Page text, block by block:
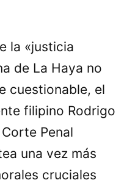
la «justicia
de La Haya no
cuestionable, el
filipino Rodrigo
Penal
una vez más
cruciales